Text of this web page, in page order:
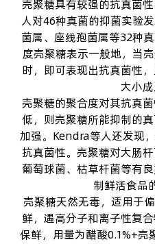
壳聚糖具有较强的抗真菌
人对46种真菌的抑菌实验
菌属、座线孢菌属等32种
度壳聚糖表示一般地，当
时，即可表现出抗真菌性
大小成
壳聚糖的聚合度对其抗真
低，则壳聚糖所能抑制的
加强。Kendra等人还发现
抗真菌性。壳聚糖对大肠
葡萄球菌、枯草杆菌等有
制鲜活食品
壳聚糖天然无毒，适用于
鲜，遇高分子和离子性复
保鲜，用量为醋酸0.1%+壳